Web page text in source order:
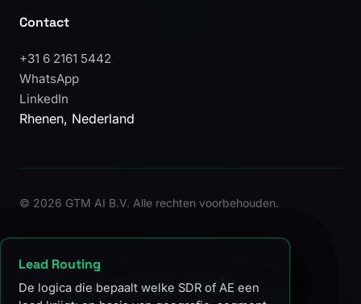
Contact
+31 6 2161 5442
WhatsApp
LinkedIn
Rhenen, Nederland
© 2026 GTM AI B.V. Alle rechten voorbehouden.
ICP
Ideaal Klantprofiel: het type bedrijf dat het
GTM Engineering
De discipline waarin technische bouwers
MQL
Marketing Qualified Lead: een lead die door
Lead Routing
De logica die bepaalt welke SDR of AE een